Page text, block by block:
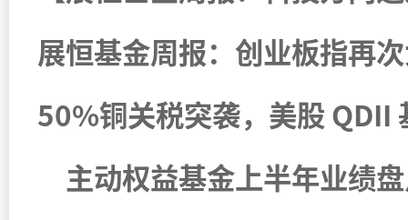
50%铜关税突袭，美股 QDII
主动权益基金上半年业绩